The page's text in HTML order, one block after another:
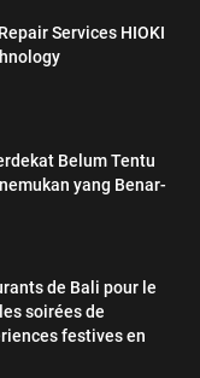
Services HIOKI
Belum Tentu
yang Benar-
de Bali pour le
soirées de
festives en